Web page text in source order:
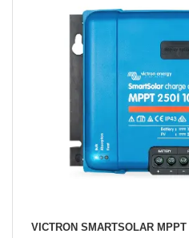
VICTRON SMARTSOLAR